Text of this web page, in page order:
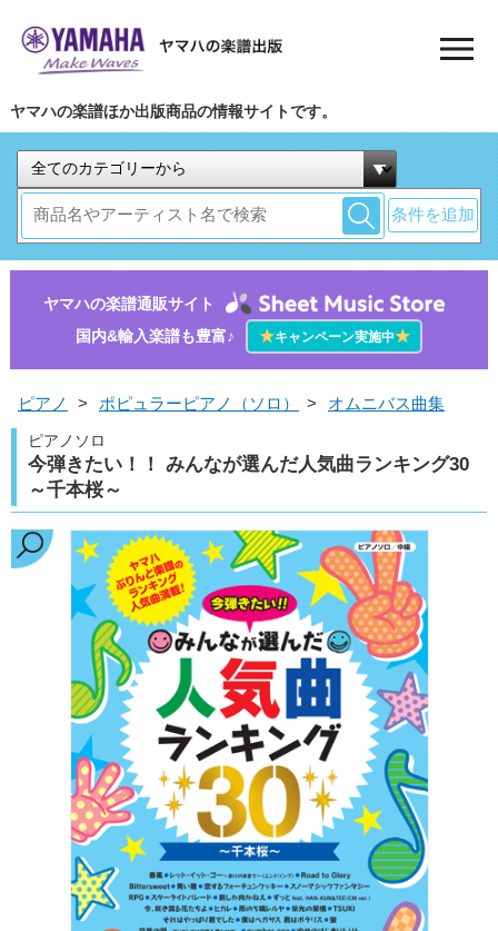
ヤマハの楽譜ほか出版商品の情報サイトです。
条件を追加
ヤマハの楽譜通販サイト
国内&輸入楽譜も豊富♪
★キャンペーン実施中★
ピアノ > ポピュラーピアノ（ソロ） > オムニバス曲集
ピアノソロ
今弾きたい！！ みんなが選んだ人気曲ランキング30
～千本桜～